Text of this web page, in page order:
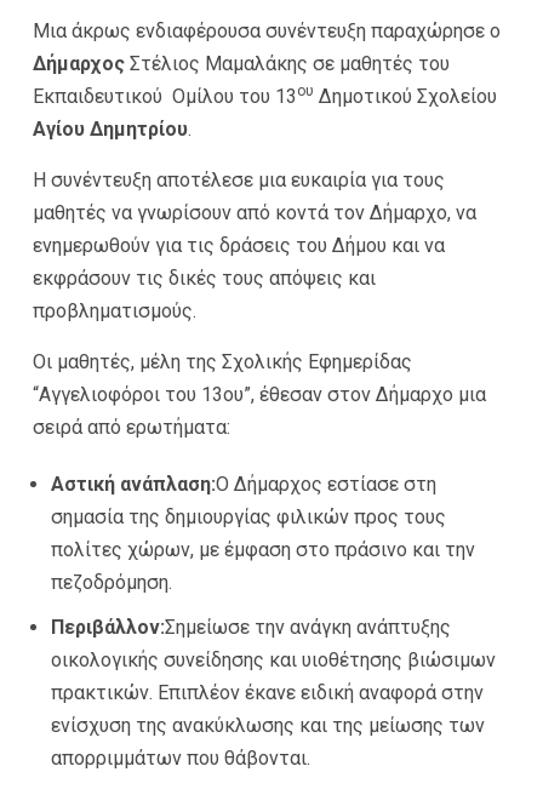
Μια άκρως ενδιαφέρουσα συνέντευξη παραχώρησε ο
Δήμαρχος Στέλιος Μαμαλάκης σε μαθητές του
Εκπαιδευτικού Ομίλου του 13 ου Δημοτικού Σχολείου
Αγίου Δημητρίου.
Η συνέντευξη αποτέλεσε μια ευκαιρία για τους
μαθητές να γνωρίσουν από κοντά τον Δήμαρχο, να
ενημερωθούν για τις δράσεις του Δήμου και να
εκφράσουν τις δικές τους απόψεις και
προβληματισμούς.
Οι μαθητές, μέλη της Σχολικής Εφημερίδας
“Αγγελιοφόροι του 13ου”, έθεσαν στον Δήμαρχο μια
σειρά από ερωτήματα:
Αστική ανάπλαση:Ο Δήμαρχος εστίασε στη
σημασία της δημιουργίας φιλικών προς τους
πολίτες χώρων, με έμφαση στο πράσινο και την
πεζοδρόμηση.
Περιβάλλον:Σημείωσε την ανάγκη ανάπτυξης
οικολογικής συνείδησης και υιοθέτησης βιώσιμων
πρακτικών. Επιπλέον έκανε ειδική αναφορά στην
ενίσχυση της ανακύκλωσης και της μείωσης των
απορριμμάτων που θάβονται.